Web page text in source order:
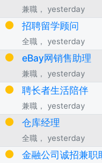
兼職， yesterday
招聘留学顾问
全職， yesterday
eBay网销售助理
兼職， yesterday
聘长者生活陪伴
兼職， yesterday
仓库经理
全職， yesterday
金融公司诚招兼职